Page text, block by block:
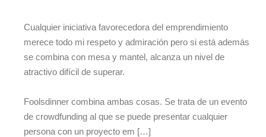
Cualquier iniciativa favorecedora del emprendimiento
merece todo mi respeto y admiración pero si está además
se combina con mesa y mantel, alcanza un nivel de
atractivo difícil de superar.
Foolsdinner combina ambas cosas. Se trata de un evento
de crowdfunding al que se puede presentar cualquier
persona con un proyecto em […]